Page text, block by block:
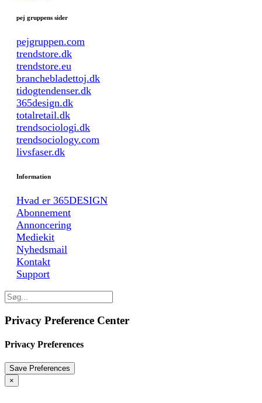
pej gruppens sider
pejgruppen.com
trendstore.dk
trendstore.eu
branchebladettoj.dk
tidogtendenser.dk
365design.dk
totalretail.dk
trendsociologi.dk
trendsociology.com
livsfaser.dk
Information
Hvad er 365DESIGN
Abonnement
Annoncering
Mediekit
Nyhedsmail
Kontakt
Support
Privacy Preference Center
Privacy Preferences
×